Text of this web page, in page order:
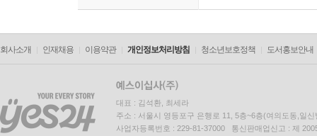
회사소개 인재채용 이용약관 개인정보처리방침 청소년보호정책 도서홍보안내
대표 : 김석환, 최세라
주소 : 서울시 영등포구 은행로 11, 5층~6층(여의도동,일신
사업자등록번호 : 229-81-37000 통신판매업신고 : 제